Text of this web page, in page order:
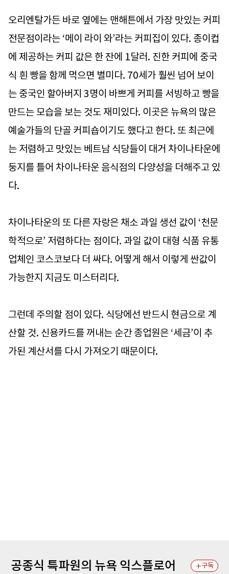
오리엔탈가든 바로 옆에는 맨해튼에서 가장 맛있는 커피
전문점이라는 ‘메이 라이 와’라는 커피집이 있다. 종이컵
에 제공하는 커피 값은 한 잔에 1달러. 진한 커피에 중국
식 흰 빵을 함께 먹으면 별미다. 70세가 훨씬 넘어 보이
는 중국인 할아버지 3명이 바쁘게 커피를 서빙하고 빵을
만드는 모습을 보는 것도 재미있다. 이곳은 뉴욕의 많은
예술가들의 단골 커피숍이기도 했다고 한다. 또 최근에
는 저렴하고 맛있는 베트남 식당들이 대거 차이나타운에
둥지를 틀어 차이나타운 음식점의 다양성을 더해주고 있
다.
차이나타운의 또 다른 자랑은 채소 과일 생선 값이 ‘천문
학적으로’ 저렴하다는 점이다. 과일 값이 대형 식품 유통
업체인 코스코보다 더 싸다. 어떻게 해서 이렇게 싼값이
가능한지 지금도 미스터리다.
그런데 주의할 점이 있다. 식당에선 반드시 현금으로 계
산할 것. 신용카드를 꺼내는 순간 종업원은 ‘세금’이 추
가된 계산서를 다시 가져오기 때문이다.
공종식 특파원의 뉴욕 익스플로어 구독